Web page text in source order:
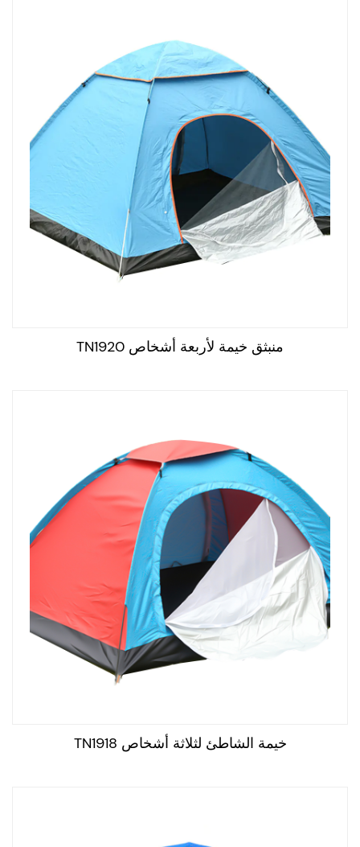
منبثق خيمة لأربعة أشخاص TN1920
خيمة الشاطئ لثلاثة أشخاص TN1918